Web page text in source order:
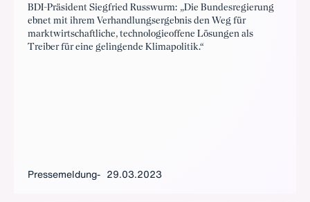
BDI-Präsident Siegfried Russwurm: „Die Bundesregierung
ebnet mit ihrem Verhandlungsergebnis den Weg für
marktwirtschaftliche, technologieoffene Lösungen als
Treiber für eine gelingende Klimapolitik.“
Pressemeldung 29.03.2023